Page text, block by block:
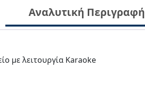
Αναλυτική Περιγραφή
με λειτουργία Karaoke